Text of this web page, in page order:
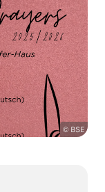
© BSE